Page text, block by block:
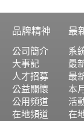
品牌精神
公司簡介
大事記
人才招募
公益關懷
公用頻道
在地頻道
最
系
最
最
本
活
在